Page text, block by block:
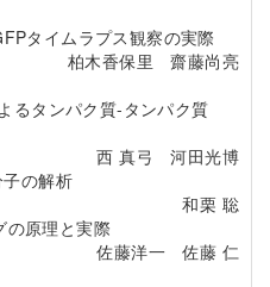
タイムラプス観察の実際
柏木香保里 齋藤尚亮
タンパク質-タンパク質
西 真弓 河田光博
の解析
和栗 聡
原理と実際
佐藤洋一 佐藤 仁